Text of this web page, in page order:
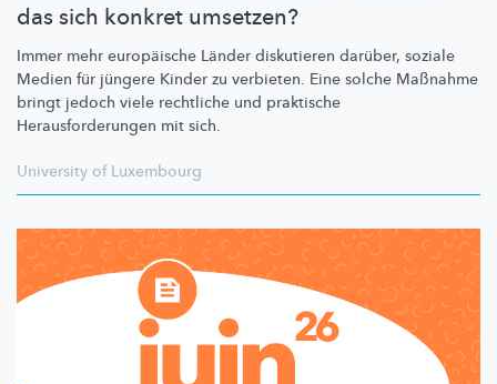
das sich konkret umsetzen?
Immer mehr europäische Länder diskutieren darüber, soziale
Medien für jüngere Kinder zu verbieten. Eine solche Maßnahme
bringt jedoch viele rechtliche und praktische
Herausforderungen mit sich.
University of Luxembourg